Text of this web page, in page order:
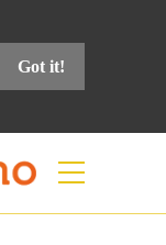
Got it!